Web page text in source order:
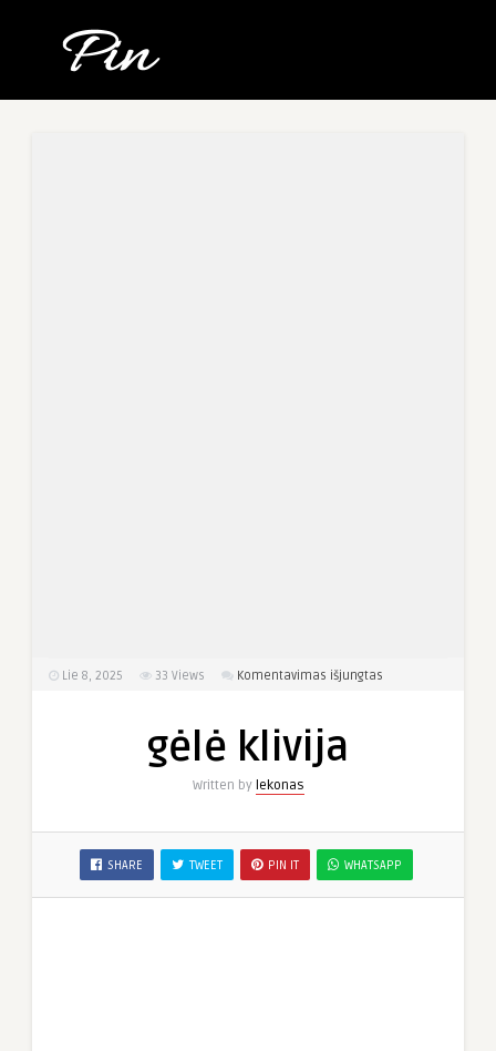
Lie 8, 2025 33 Views Komentavimas išjungtas
gėlė klivija
Written by lekonas
SHARE TWEET PIN IT WHATSAPP